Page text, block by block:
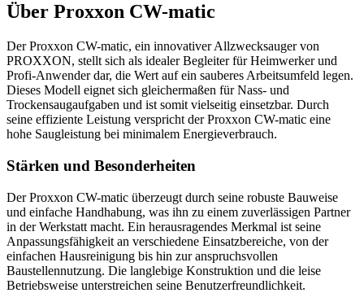
Über Proxxon CW-matic
Der Proxxon CW-matic, ein innovativer Allzwecksauger von
PROXXON, stellt sich als idealer Begleiter für Heimwerker und
Profi-Anwender dar, die Wert auf ein sauberes Arbeitsumfeld legen.
Dieses Modell eignet sich gleichermaßen für Nass- und
Trockensaugaufgaben und ist somit vielseitig einsetzbar. Durch
seine effiziente Leistung verspricht der Proxxon CW-matic eine
hohe Saugleistung bei minimalem Energieverbrauch.
Stärken und Besonderheiten
Der Proxxon CW-matic überzeugt durch seine robuste Bauweise
und einfache Handhabung, was ihn zu einem zuverlässigen Partner
in der Werkstatt macht. Ein herausragendes Merkmal ist seine
Anpassungsfähigkeit an verschiedene Einsatzbereiche, von der
einfachen Hausreinigung bis hin zur anspruchsvollen
Baustellennutzung. Die langlebige Konstruktion und die leise
Betriebsweise unterstreichen seine Benutzerfreundlichkeit.